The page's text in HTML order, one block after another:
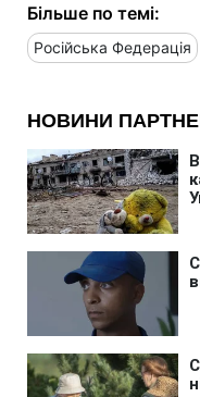
Більше по темі:
Російська Федерація